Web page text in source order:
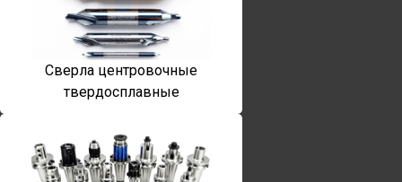
Сверла центровочные
твердосплавные